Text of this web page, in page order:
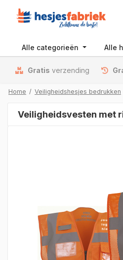
Alle categorieën Alle
Gratis verzending
Home / Veiligheidshesjes bedrukken
Veiligheidsvesten met